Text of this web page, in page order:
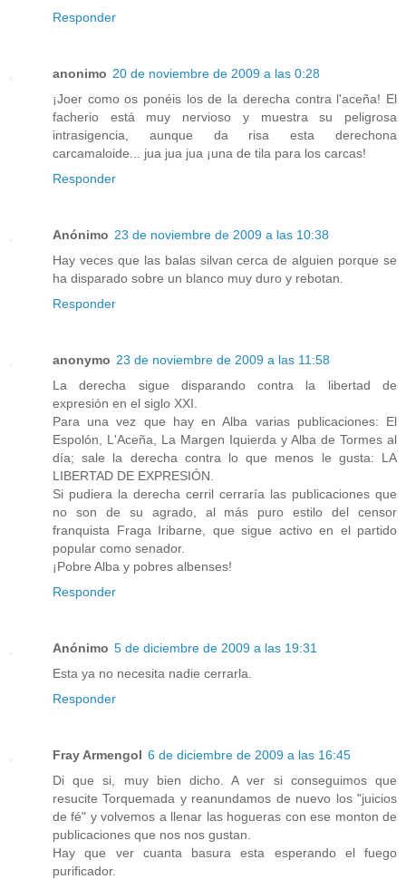
Responder
anonimo 20 de noviembre de 2009 a las 0:28
¡Joer como os ponéis los de la derecha contra l'aceña! El
facherio está muy nervioso y muestra su peligrosa
intrasigencia, aunque da risa esta derechona
carcamaloide... jua jua jua ¡una de tila para los carcas!
Responder
Anónimo 23 de noviembre de 2009 a las 10:38
Hay veces que las balas silvan cerca de alguien porque se
ha disparado sobre un blanco muy duro y rebotan.
Responder
anonymo 23 de noviembre de 2009 a las 11:58
La derecha sigue disparando contra la libertad de
expresión en el siglo XXI.
Para una vez que hay en Alba varias publicaciones: El
Espolón, L'Aceña, La Margen Iquierda y Alba de Tormes al
día; sale la derecha contra lo que menos le gusta: LA
LIBERTAD DE EXPRESIÓN.
Si pudiera la derecha cerril cerraría las publicaciones que
no son de su agrado, al más puro estilo del censor
franquista Fraga Iribarne, que sigue activo en el partido
popular como senador.
¡Pobre Alba y pobres albenses!
Responder
Anónimo 5 de diciembre de 2009 a las 19:31
Esta ya no necesita nadie cerrarla.
Responder
Fray Armengol 6 de diciembre de 2009 a las 16:45
Di que si, muy bien dicho. A ver si conseguimos que
resucite Torquemada y reanundamos de nuevo los "juicios
de fé" y volvemos a llenar las hogueras con ese monton de
publicaciones que nos nos gustan.
Hay que ver cuanta basura esta esperando el fuego
purificador.